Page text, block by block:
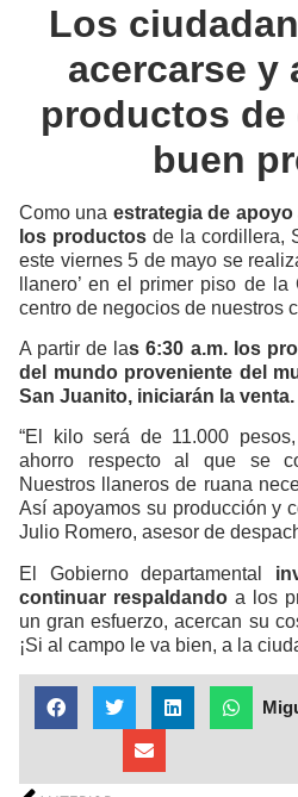
Los
acercarse y
productos de
buen
Como una estrategia de
los productos de la cordillera,
este viernes 5 de mayo se
llanero’ en el primer piso de
centro de negocios de nuestros
A partir de las 6:30 a.m. los
del mundo proveniente del
San Juanito, iniciarán la venta.
“El kilo será de 11.000
ahorro respecto al que se
Nuestros llaneros de ruana
Así apoyamos su producción y
Julio Romero, asesor de
El Gobierno departamental
continuar respaldando a los
un gran esfuerzo, acercan su
¡Si al campo le va bien, a la